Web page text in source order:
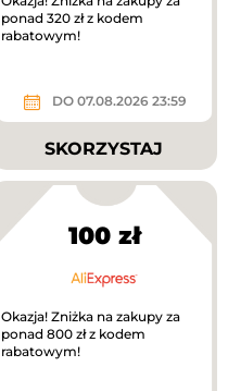
ponad 320 zł z kodem
rabatowym!
DO 07.08.2026 23:59
SKORZYSTAJ
100 zł
Okazja! Zniżka na zakupy za
ponad 800 zł z kodem
rabatowym!